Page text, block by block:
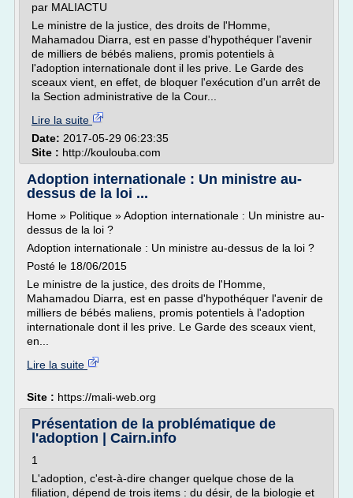
par MALIACTU
Le ministre de la justice, des droits de l'Homme,
Mahamadou Diarra, est en passe d'hypothéquer l'avenir
de milliers de bébés maliens, promis potentiels à
l'adoption internationale dont il les prive. Le Garde des
sceaux vient, en effet, de bloquer l'exécution d'un arrêt de
la Section administrative de la Cour...
Lire la suite
Date: 2017-05-29 06:23:35
Site : http://koulouba.com
Adoption internationale : Un ministre au-
dessus de la loi ...
Home » Politique » Adoption internationale : Un ministre au-
dessus de la loi ?
Adoption internationale : Un ministre au-dessus de la loi ?
Posté le 18/06/2015
Le ministre de la justice, des droits de l'Homme,
Mahamadou Diarra, est en passe d'hypothéquer l'avenir de
milliers de bébés maliens, promis potentiels à l'adoption
internationale dont il les prive. Le Garde des sceaux vient,
en...
Lire la suite
Site : https://mali-web.org
Présentation de la problématique de
l'adoption | Cairn.info
1
L'adoption, c'est-à-dire changer quelque chose de la
filiation, dépend de trois items : du désir, de la biologie et